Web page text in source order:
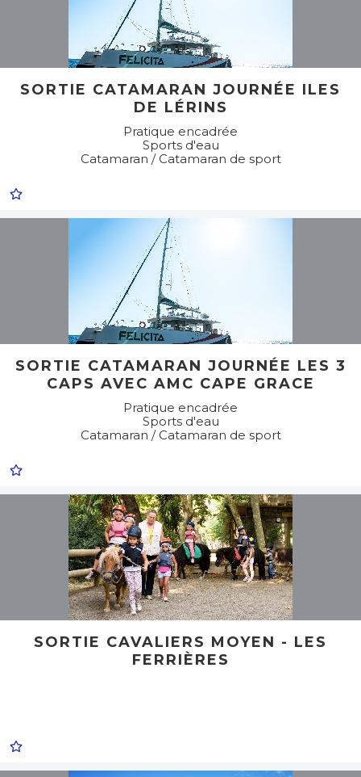
SORTIE CATAMARAN JOURNÉE ILES
DE LÉRINS
Pratique encadrée
Sports d'eau
Catamaran / Catamaran de sport
SORTIE CATAMARAN JOURNÉE LES 3
CAPS AVEC AMC CAPE GRACE
Pratique encadrée
Sports d'eau
Catamaran / Catamaran de sport
SORTIE CAVALIERS MOYEN - LES
FERRIÈRES